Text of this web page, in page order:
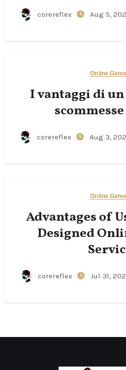
corereflex Aug 5,
Online
I vantaggi di
corereflex Aug 3,
Online
Advantages of
Designed
corereflex Jul 31,